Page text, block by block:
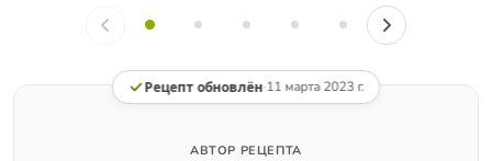
Рецепт обновлён·11 марта 2023 г.
АВТОР РЕЦЕПТА